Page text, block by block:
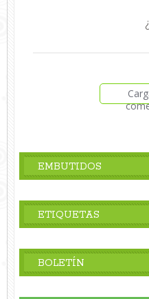
EMBUTIDOS
ETIQUETAS
BOLETÍN